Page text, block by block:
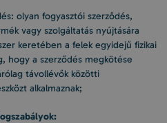
olyan fogyasztói szerződés,
vagy szolgáltatás nyújtására
keretében a felek egyidejű fizikai
hogy a szerződés megkötése
távollévők közötti
alkalmaznak;